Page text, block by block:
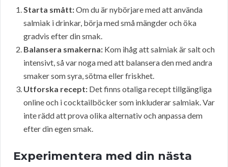
Starta smått:Om du är nybörjare med att använda
salmiak i drinkar, börja med små mängder och öka
gradvis efter din smak.
Balansera smakerna: Kom ihåg att salmiak är salt och
intensivt, så var noga med att balansera den med andra
smaker som syra, sötma eller friskhet.
Utforska recept: Det finns otaliga recept tillgängliga
online och i cocktailböcker som inkluderar salmiak. Var
inte rädd att prova olika alternativ och anpassa dem
efter din egen smak.
Experimentera med din nästa